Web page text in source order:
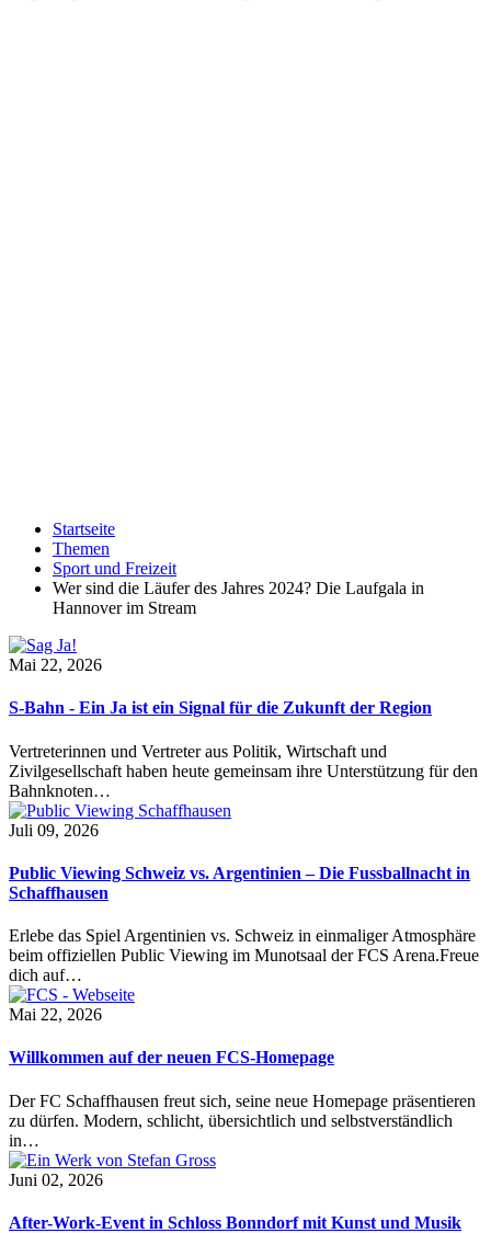
Startseite
Themen
Sport und Freizeit
Wer sind die Läufer des Jahres 2024? Die Laufgala in
Hannover im Stream
Mai 22, 2026
S-Bahn - Ein Ja ist ein Signal für die Zukunft der Region
Vertreterinnen und Vertreter aus Politik, Wirtschaft und
Zivilgesellschaft haben heute gemeinsam ihre Unterstützung für den
Bahnknoten…
Juli 09, 2026
Public Viewing Schweiz vs. Argentinien – Die Fussballnacht in
Schaffhausen
Erlebe das Spiel Argentinien vs. Schweiz in einmaliger Atmosphäre
beim offiziellen Public Viewing im Munotsaal der FCS Arena.Freue
dich auf…
Mai 22, 2026
Willkommen auf der neuen FCS-Homepage
Der FC Schaffhausen freut sich, seine neue Homepage präsentieren
zu dürfen. Modern, schlicht, übersichtlich und selbstverständlich
in…
Juni 02, 2026
After-Work-Event in Schloss Bonndorf mit Kunst und Musik